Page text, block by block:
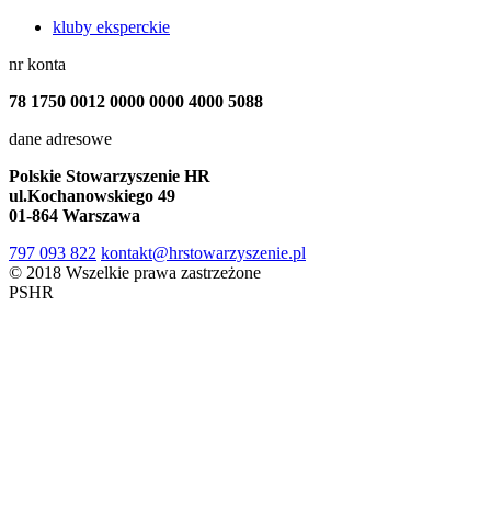
kluby eksperckie
nr konta
78 1750 0012 0000 0000 4000 5088
dane adresowe
Polskie Stowarzyszenie HR
ul.Kochanowskiego 49
01-864 Warszawa
797 093 822 kontakt@hrstowarzyszenie.pl
© 2018 Wszelkie prawa zastrzeżone
PSHR